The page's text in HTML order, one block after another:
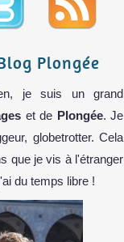
Plongée
je suis un grand
et de Plongée. Je
globetrotter. Cela
que je vis à l'étranger
du temps libre !